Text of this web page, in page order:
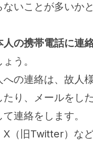
いことが多いか
人の携帯電話に連
う。
への連絡は、故人
たり、メールをし
連絡をします。
X（旧Twitter）な